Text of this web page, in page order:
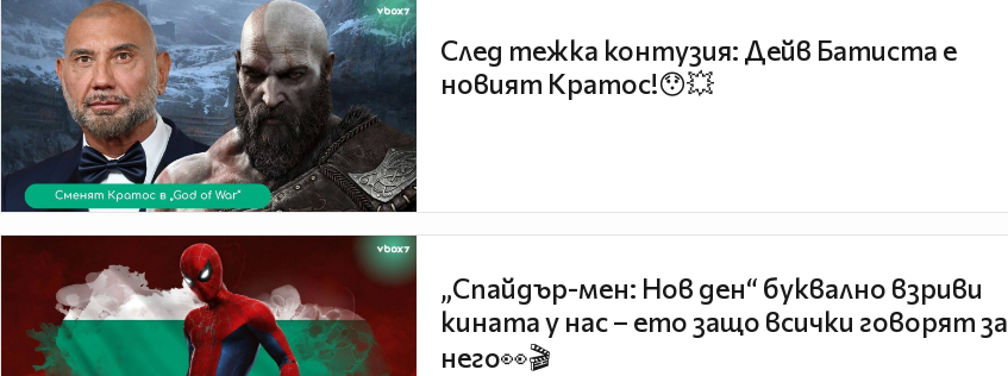
След тежка контузия: Дейв Батиста е
новият Кратос!😯💥
„Спайдър-мен: Нов ден“ буквално взриви
кината у нас – ето защо всички говорят за
него👀🎬